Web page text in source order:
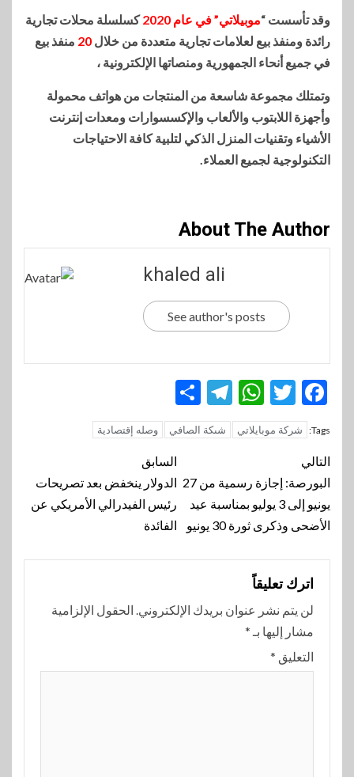
وقد تأسست “موبيلاتي” في عام 2020
كسلسلة محلات تجارية
رائدة ومنفذ بيع لعلامات تجارية متعددة من خلال 20 منفذ بيع
في جميع أنحاء الجمهورية ومنصاتها الإلكترونية ،
وتمتلك مجموعة شاسعة من المنتجات من هواتف محمولة
وأجهزة اللابتوب والألعاب والإكسسوارات ومعدات إنترنت
الأشياء وتقنيات المنزل الذكي لتلبية كافة الاحتياجات
التكنولوجية لجميع العملاء.
About The Author
khaled ali
See author's posts
Facebook
Twitter
WhatsApp
Telegram
Tags: شركة موبايلاتي شىكة الصافي وصله إقتصادية
تنقل
المقالة
السابق
الدولار ينخفض بعد تصريحات
رئيس الفيدرالي الأمريكي عن
الفائدة
التالي
البورصة: إجازة رسمية من 27
يونيو إلى 3 يوليو بمناسبة عيد
الأضحى وذكرى ثورة 30 يونيو
اترك تعليقاً
لن يتم نشر عنوان بريدك الإلكتروني. الحقول الإلزامية
مشار إليها بـ *
التعليق *